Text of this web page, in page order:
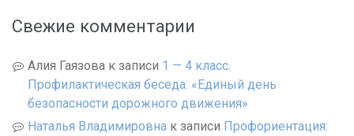
Свежие комментарии
Алия Гаязова к записи 1 — 4 класс.
Профилактическая беседа: «Единый день
безопасности дорожного движения»
Наталья Владимировна к записи Профориентация: